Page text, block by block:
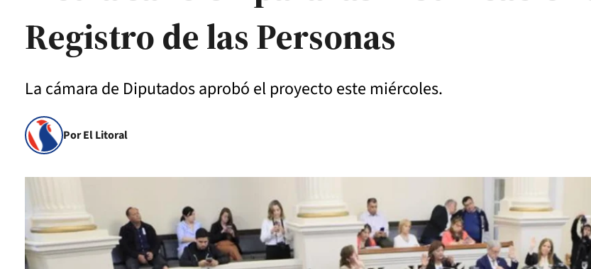
Registro de las Personas
La cámara de Diputados aprobó el proyecto este miércoles.
Por El Litoral